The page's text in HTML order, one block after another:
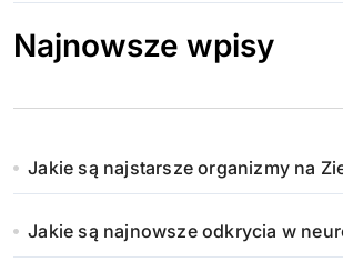
Najnowsze wpisy
Jakie są najstarsze organizmy na
Jakie są najnowsze odkrycia w